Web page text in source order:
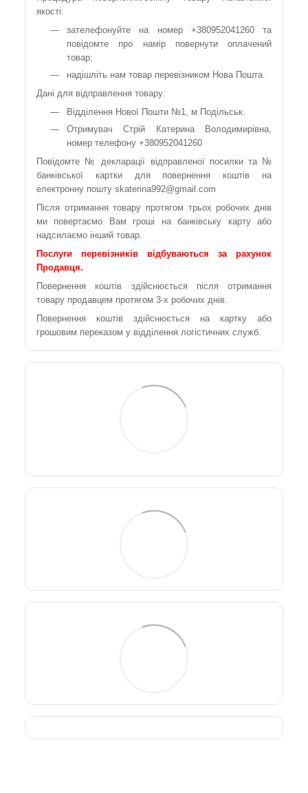
якості:
зателефонуйте на номер +380952041260 та
повідомте про намір повернути оплачений
товар;
надішліть нам товар перевізником Нова Пошта.
Дані для відправлення товару:
Відділення Нової Пошти №1, м Подільськ.
Отримувач Стрій Катерина Володимирівна,
номер телефону +380952041260
Повідомте № декларації відправленої посилки та №
банківської картки для повернення коштів на
електронну пошту skaterina992@gmail.com
Після отримання товару протягом трьох робочих днів
ми повертаємо Вам гроші на банківську карту або
надсилаємо інший товар.
Послуги перевізників відбуваються за рахунок
Продавця.
Повернення коштів здійснюється після отримання
товару продавцем протягом 3-х робочих днів.
Повернення коштів здійснюється на картку або
грошовим переказом у відділення логістичних служб.